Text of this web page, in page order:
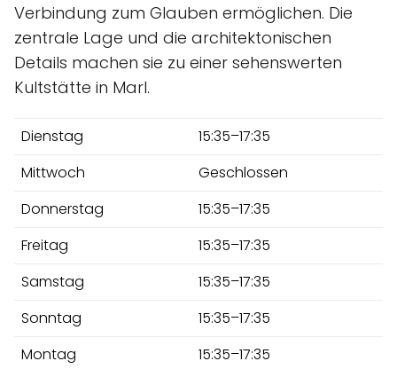
Verbindung zum Glauben ermöglichen. Die
zentrale Lage und die architektonischen
Details machen sie zu einer sehenswerten
Kultstätte in Marl.
Dienstag
15:35–17:35
Mittwoch
Geschlossen
Donnerstag
15:35–17:35
Freitag
15:35–17:35
Samstag
15:35–17:35
Sonntag
15:35–17:35
Montag
15:35–17:35